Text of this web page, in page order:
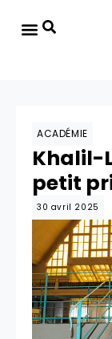
ACADÉMIE
Khalil-
petit
30 avril 2025